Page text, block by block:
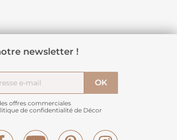
newsletter !
offres commerciales
de confidentialité de Décor
Facebook YouTube Pinterest